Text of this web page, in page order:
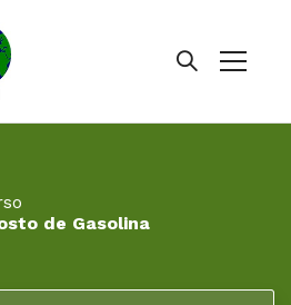
de Gasolina